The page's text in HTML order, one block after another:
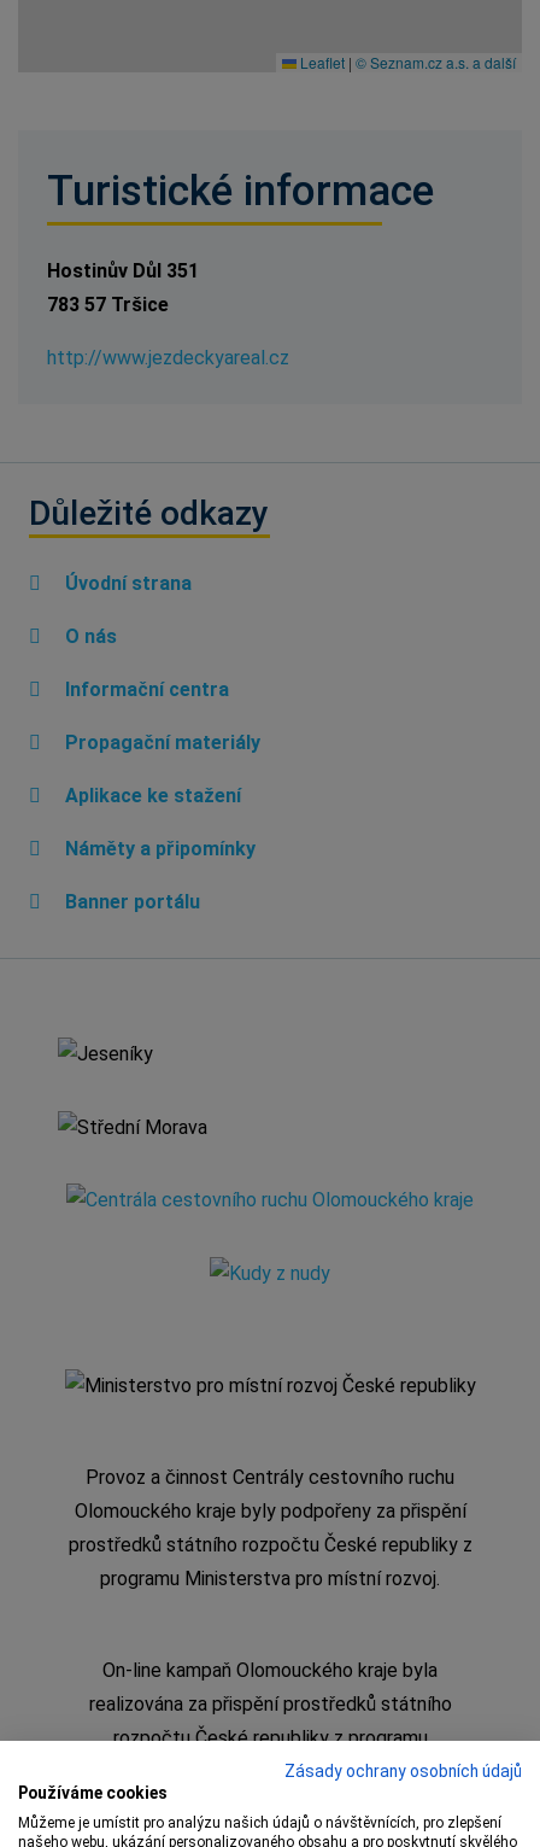
Leaflet | © Seznam.cz a.s. a další
Turistické informace
Hostinův Důl 351
783 57 Tršice
http://www.jezdeckyareal.cz
Důležité odkazy
Úvodní strana
O nás
Informační centra
Propagační materiály
Aplikace ke stažení
Náměty a připomínky
Banner portálu
Provoz a činnost Centrály cestovního ruchu
Olomouckého kraje byly podpořeny za přispění
prostředků státního rozpočtu České republiky z
programu Ministerstva pro místní rozvoj.
On-line kampaň Olomouckého kraje byla
realizována za přispění prostředků státního
rozpočtu České republiky z programu
Ministerstva pro místní rozvojZásady ochrany osobních údajů
Používáme cookies
Můžeme je umístit pro analýzu našich údajů o návštěvnících, pro zlepšení
našeho webu, ukázání personalizovaného obsahu a pro poskytnutí skvělého